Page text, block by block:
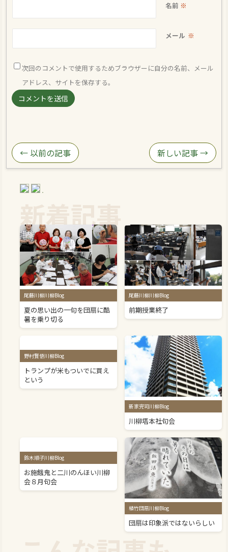
名前 ※
メール ※
次回のコメントで使用するためブラウザーに自分の名前、メール
アドレス、サイトを保存する。
← 以前の記事 新しい記事 →
新着記事
尾藤川柳川柳Blog
夏の思い出の一句を団扇に酷
暑を乗り切る
尾藤川柳川柳Blog
前期授業終了
野村賢悟川柳Blog
トランプが米もついでに買え
という
新家完司川柳Blog
川柳塔本社句会
鈴木順子川柳Blog
お施餓鬼と二川のんほい川柳
会８月句会
植竹団扇川柳Blog
団扇は印象派ではないらしい